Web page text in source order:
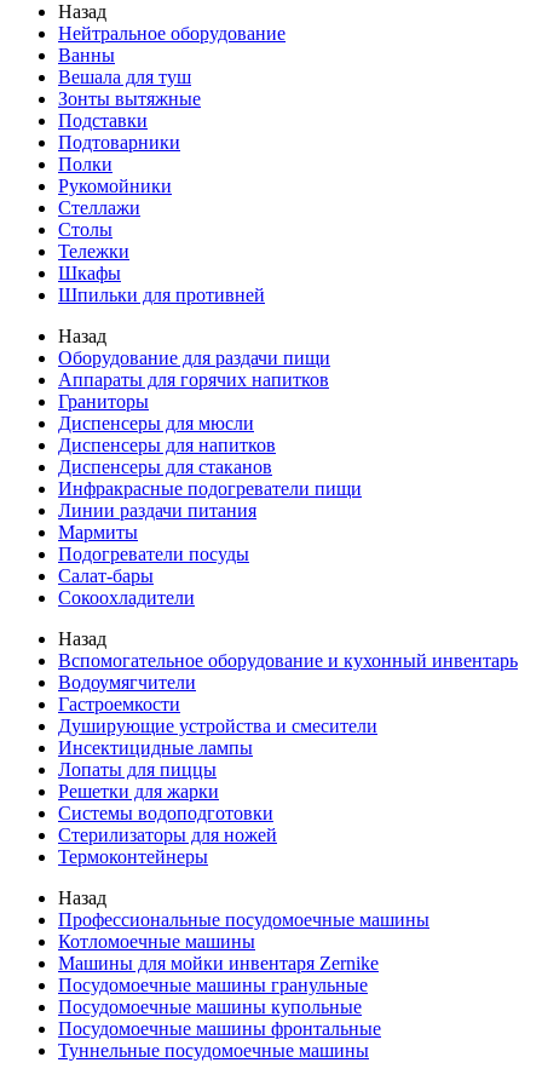
Назад
Нейтральное оборудование
Ванны
Вешала для туш
Зонты вытяжные
Подставки
Подтоварники
Полки
Рукомойники
Стеллажи
Столы
Тележки
Шкафы
Шпильки для противней
Назад
Оборудование для раздачи пищи
Аппараты для горячих напитков
Граниторы
Диспенсеры для мюсли
Диспенсеры для напитков
Диспенсеры для стаканов
Инфракрасные подогреватели пищи
Линии раздачи питания
Мармиты
Подогреватели посуды
Салат-бары
Сокоохладители
Назад
Вспомогательное оборудование и кухонный инвентарь
Водоумягчители
Гастроемкости
Душирующие устройства и смесители
Инсектицидные лампы
Лопаты для пиццы
Решетки для жарки
Системы водоподготовки
Стерилизаторы для ножей
Термоконтейнеры
Назад
Профессиональные посудомоечные машины
Котломоечные машины
Машины для мойки инвентаря Zernike
Посудомоечные машины гранульные
Посудомоечные машины купольные
Посудомоечные машины фронтальные
Туннельные посудомоечные машины